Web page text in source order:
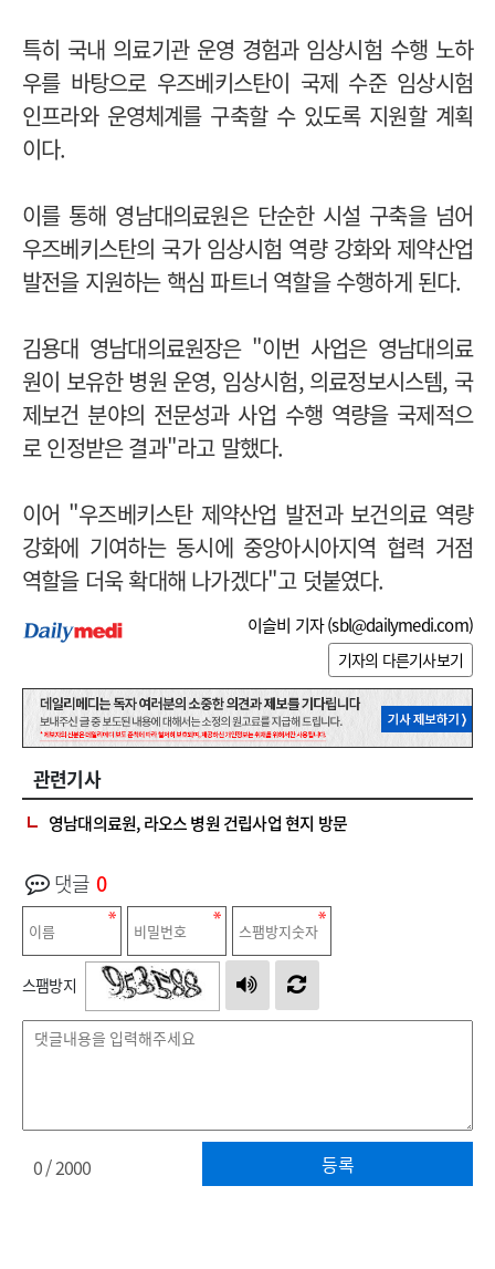
특히 국내 의료기관 운영 경험과 임상시험 수행 노하
우를 바탕으로 우즈베키스탄이 국제 수준 임상시험
인프라와 운영체계를 구축할 수 있도록 지원할 계획
이다.
이를 통해 영남대의료원은 단순한 시설 구축을 넘어
우즈베키스탄의 국가 임상시험 역량 강화와 제약산업
발전을 지원하는 핵심 파트너 역할을 수행하게 된다.
김용대 영남대의료원장은 "이번 사업은 영남대의료
원이 보유한 병원 운영, 임상시험, 의료정보시스템, 국
제보건 분야의 전문성과 사업 수행 역량을 국제적으
로 인정받은 결과"라고 말했다.
이어 "우즈베키스탄 제약산업 발전과 보건의료 역량
강화에 기여하는 동시에 중앙아시아지역 협력 거점
역할을 더욱 확대해 나가겠다"고 덧붙였다.
이슬비 기자 (sbl@dailymedi.com)
기자의 다른기사보기
관련기사
영남대의료원, 라오스 병원 건립사업 현지 방문
댓글 0
스팸방지
등록
0/ 2000